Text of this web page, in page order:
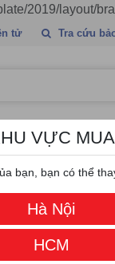
2019/layout/
tử Tra cứu
Miễn phí
VỰC
bạn, bạn có thể
Hà Nội
HCM